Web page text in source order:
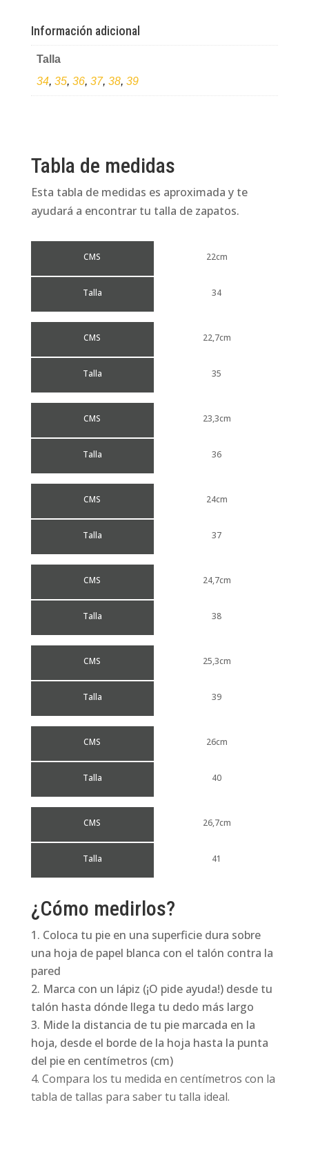
tipo
folia
cantidad
Información adicional
Talla
34, 35, 36, 37, 38, 39
Tabla de medidas
Esta tabla de medidas es aproximada y te
ayudará a encontrar tu talla de zapatos.
CMS
Talla
22cm
34
CMS
Talla
22,7cm
35
CMS
Talla
23,3cm
36
CMS
Talla
24cm
37
CMS
Talla
24,7cm
38
CMS
Talla
25,3cm
39
CMS
Talla
26cm
40
CMS
Talla
26,7cm
41
¿Cómo medirlos?
Coloca tu pie en una superficie dura sobre
una hoja de papel blanca con el talón contra la
pared
Marca con un lápiz (¡O pide ayuda!) desde tu
talón hasta dónde llega tu dedo más largo
Mide la distancia de tu pie marcada en la
hoja, desde el borde de la hoja hasta la punta
del pie en centímetros (cm)
Compara los tu medida en centímetros con la
tabla de tallas para saber tu talla ideal.